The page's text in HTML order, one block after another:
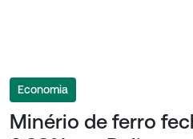
Economia
Minério de ferro